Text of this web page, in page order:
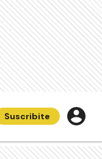
Suscribite